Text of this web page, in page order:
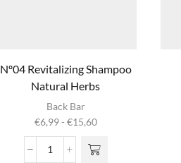
Nº04 Revitalizing Shampoo
Natural Herbs
Back Bar
€6,99- €15,60Prijsklasse:
tot
Nº04
heeft
meerdere
optie kan